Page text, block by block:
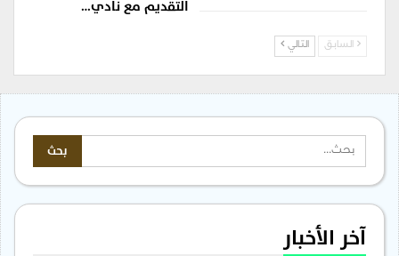
التقديم مع نادي…
السابق التالي
آخر الأخبار